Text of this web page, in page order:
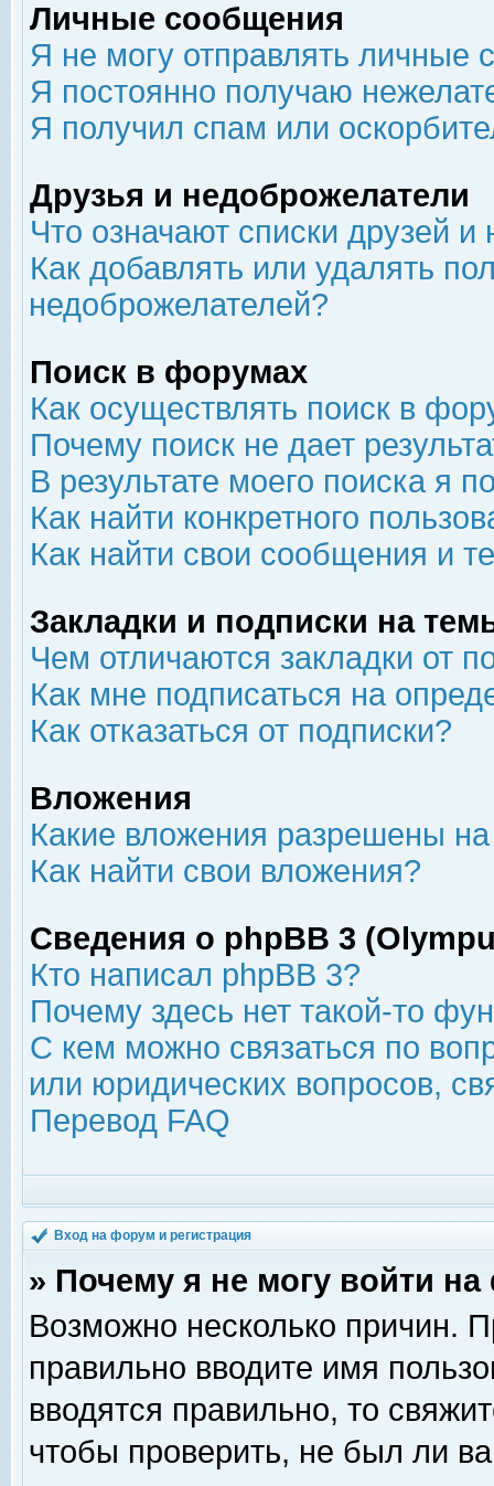
Личные сообщения
Я не могу отправлять личные
Я постоянно получаю
Я получил спам или
Друзья и недоброжелатели
Что означают списки друзей
Как добавлять или удалять
недоброжелателей?
Поиск в форумах
Как осуществлять поиск в
Почему поиск не дает
В результате моего поиска я
Как найти конкретного
Как найти свои сообщения и
Закладки и подписки на
Чем отличаются закладки от
Как мне подписаться на
Как отказаться от подписки?
Вложения
Какие вложения разрешены
Как найти свои вложения?
Сведения о phpBB 3
Кто написал phpBB 3?
Почему здесь нет такой-то
С кем можно связаться по
или юридических вопросов,
Перевод FAQ
Вход на форум и регистрация
» Почему я не могу войти
Возможно несколько причин.
правильно вводите имя
вводятся правильно, то
чтобы проверить, не был ли